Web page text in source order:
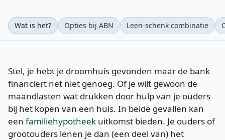
Wat is het? Opties bij ABN Leen-schenk combinatie
Stel, je hebt je droomhuis gevonden maar de bank
financiert net niet genoeg. Of je wilt gewoon de
maandlasten wat drukken door hulp van je ouders
bij het kopen van een huis. In beide gevallen kan
een familiehypotheek uitkomst bieden. Je ouders of
grootouders lenen je dan (een deel van) het